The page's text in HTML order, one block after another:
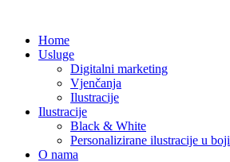
Home
Usluge
Digitalni marketing
Vjenčanja
Ilustracije
Ilustracije
Black & White
Personalizirane ilustracije u boji
O nama